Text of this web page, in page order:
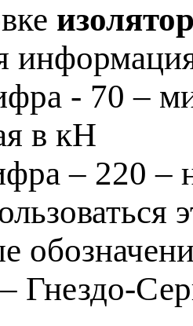
- 70 –
в кН
– 220 –
Гнездо-